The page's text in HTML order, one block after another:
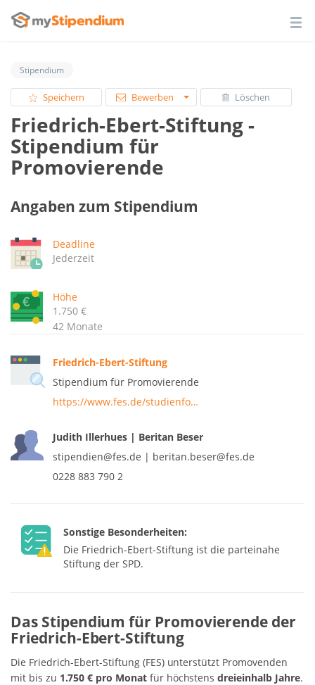
Stipendium
Speichern Bewerben Löschen
Friedrich-Ebert-Stiftung -
Stipendium für
Promovierende
Angaben zum Stipendium
Deadline
Jederzeit
Höhe
1.750 €
42 Monate
Friedrich-Ebert-Stiftung
Stipendium für Promovierende
https://www.fes.de/studienfo…
Judith Illerhues | Beritan Beser
stipendien@fes.de | beritan.beser@fes.de
0228 883 790 2
Sonstige Besonderheiten:
Die Friedrich-Ebert-Stiftung ist die parteinahe
Stiftung der SPD.
Das Stipendium für Promovierende der
Friedrich-Ebert-Stiftung
Die Friedrich-Ebert-Stiftung (FES) unterstützt Promovenden
mit bis zu 1.750 € pro Monatfür höchstensdreieinhalb Jahre.